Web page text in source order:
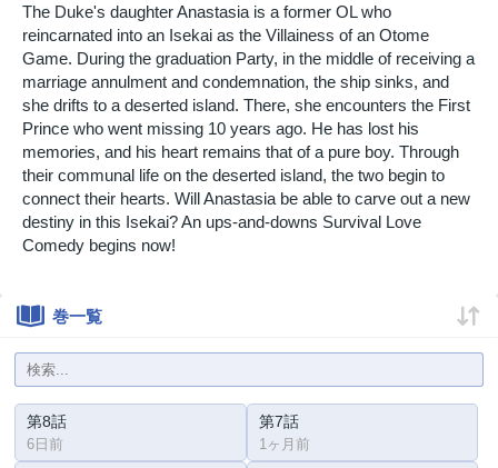
The Duke's daughter Anastasia is a former OL who
reincarnated into an Isekai as the Villainess of an Otome
Game. During the graduation Party, in the middle of receiving a
marriage annulment and condemnation, the ship sinks, and
she drifts to a deserted island. There, she encounters the First
Prince who went missing 10 years ago. He has lost his
memories, and his heart remains that of a pure boy. Through
their communal life on the deserted island, the two begin to
connect their hearts. Will Anastasia be able to carve out a new
destiny in this Isekai? An ups-and-downs Survival Love
Comedy begins now!
巻一覧
第8話
6日前
第7話
1ヶ月前